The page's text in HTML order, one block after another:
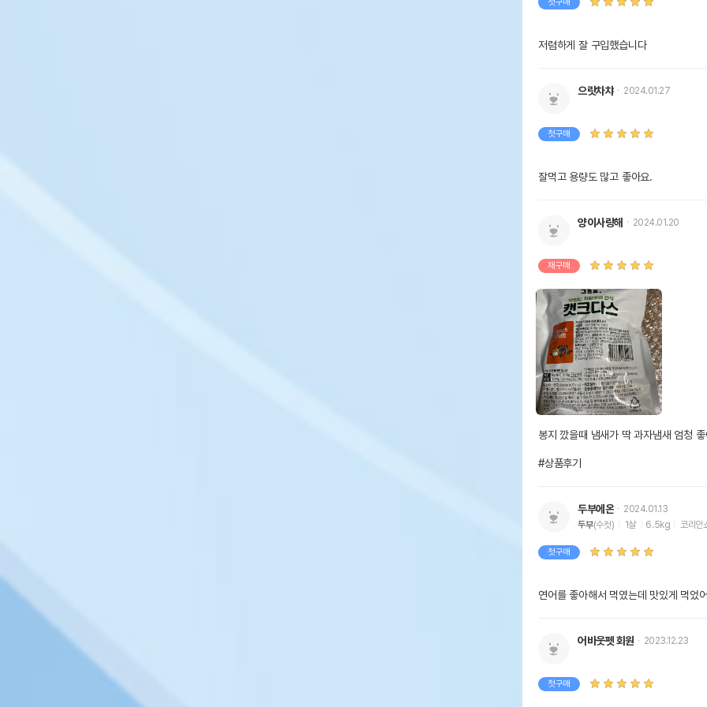
저렴하게 잘 구입했습니다
으랏차챠 2024.01.27
첫구매
잘먹고 용량도 많고 좋아요.
양이사랑해 2024.01.20
재구매
봉지 깠을때 냄새가 딱 과자냄새 엄청
#상품후기
두부에온
2024.01.13
두부(수컷) 1살 6.5kg 코리안
첫구매
연어를 좋아해서 먹였는데 맛있게 먹었
어바웃펫 회원 2023.12.23
첫구매